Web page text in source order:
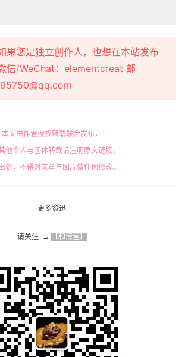
果您是独立创作人，也想在本站发布
信/WeChat：elementcreat 邮
本文由作者授权转载联合发布，
他个人与团体转载请注明原文链接，
处，不得对文章与图片做任何修改。
更多资迅
请关注  → 【和清堂】